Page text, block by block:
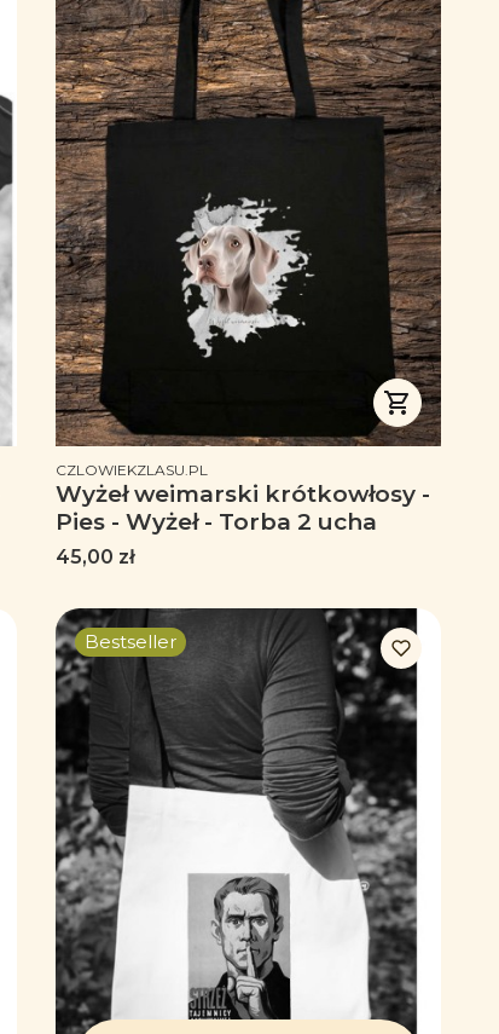
PRODUCENT
CZLOWIEKZLASU.PL
Wyżeł weimarski krótkowłosy -
Pies - Wyżeł - Torba 2 ucha
Cena
45,00 zł
Bestseller